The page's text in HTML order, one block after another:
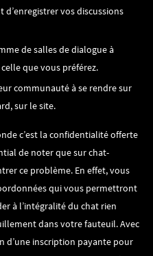
vos discussions
de salles de dialogue à
que vous préférez.
communauté à se rendre sur
sur le site.
c’est la confidentialité offerte
de noter que sur chat-
ce problème. En effet, vous
qui vous permettront
à l’intégralité du chat rien
dans votre fauteuil. Avec
d’une inscription payante pour